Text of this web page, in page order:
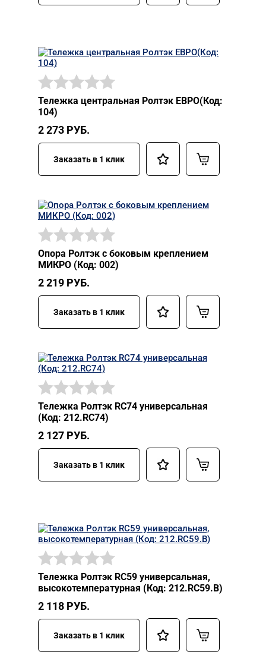
Тележка центральная Ролтэк ЕВРО(Код:
104)
2 273 РУБ.
Заказать в 1 клик
Опора Ролтэк с боковым креплением
МИКРО (Код: 002)
2 219 РУБ.
Заказать в 1 клик
Тележка Ролтэк RC74 универсальная
(Код: 212.RC74)
2 127 РУБ.
Заказать в 1 клик
Тележка Ролтэк RC59 универсальная,
высокотемпературная (Код: 212.RC59.В)
2 118 РУБ.
Заказать в 1 клик